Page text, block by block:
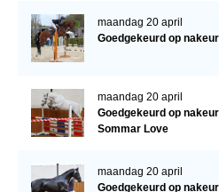
Regio Midden
Regio West
Bestuur Regio West
Bestuur Regio Zuid
maandag 20 april
Goedgekeurd op
maandag 20 april
Goedgekeurd op
Sommar Love
maandag 20 april
Goedgekeurd op